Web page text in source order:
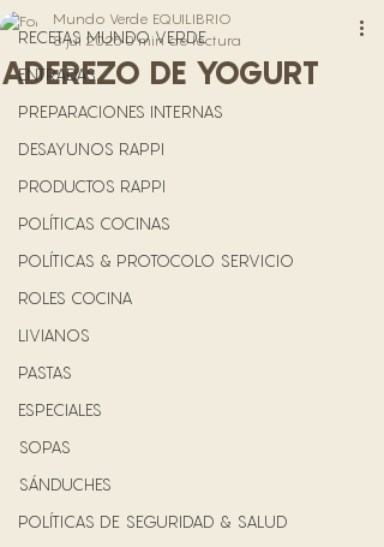
RECETAS MUNDO VERDE
ENTRADAS
PREPARACIONES INTERNAS
DESAYUNOS RAPPI
PRODUCTOS RAPPI
POLÍTICAS COCINAS
POLÍTICAS & PROTOCOLO SERVICIO
ROLES COCINA
LIVIANOS
PASTAS
ESPECIALES
SOPAS
SÁNDUCHES
POLÍTICAS DE SEGURIDAD & SALUD
ADEREZO DE YOGURT
Mundo Verde EQUILIBRIO
8 jul 2025 0 min de lectura